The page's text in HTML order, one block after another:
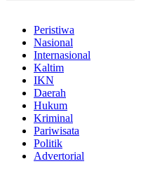
Peristiwa
Nasional
Internasional
Kaltim
IKN
Daerah
Hukum
Kriminal
Pariwisata
Politik
Advertorial